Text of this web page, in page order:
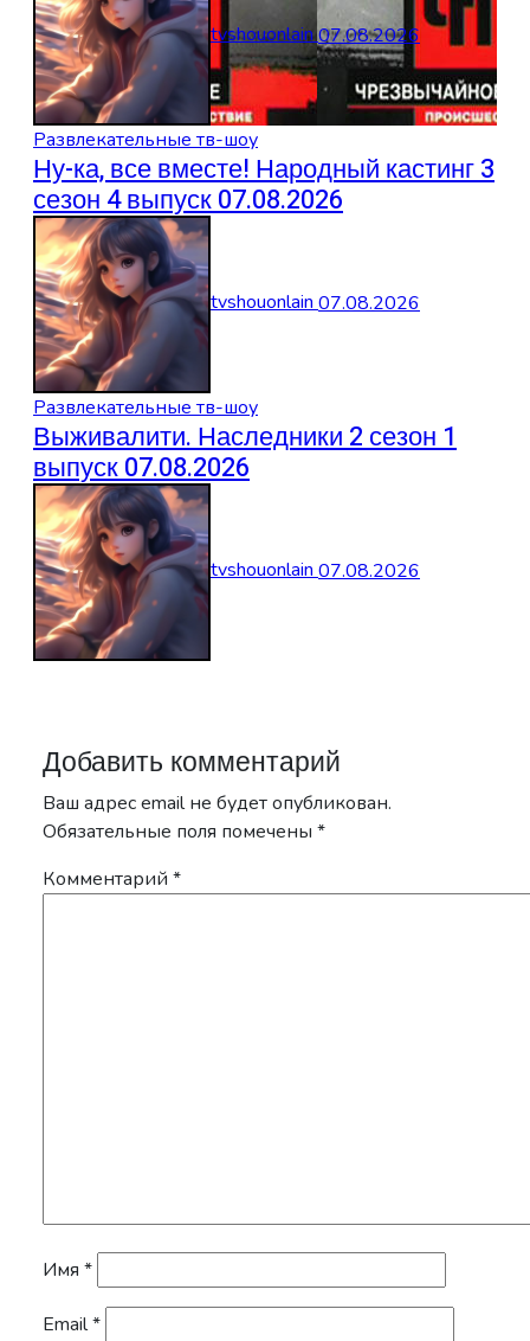
tvshouonlain07.08.2026
Развлекательные тв-шоу
Ну-ка, все вместе! Народный кастинг 3
сезон 4 выпуск 07.08.2026
tvshouonlain07.08.2026
Развлекательные тв-шоу
Выживалити. Наследники 2 сезон 1
выпуск 07.08.2026
tvshouonlain07.08.2026
Добавить комментарий
Ваш адрес email не будет опубликован.
Обязательные поля помечены *
Комментарий *
Имя *
Email*